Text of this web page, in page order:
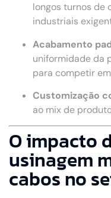
longos turnos de
industriais
Acabamento
uniformidade da
para competir
Customização
ao mix de
O impacto
usinagem
cabos no